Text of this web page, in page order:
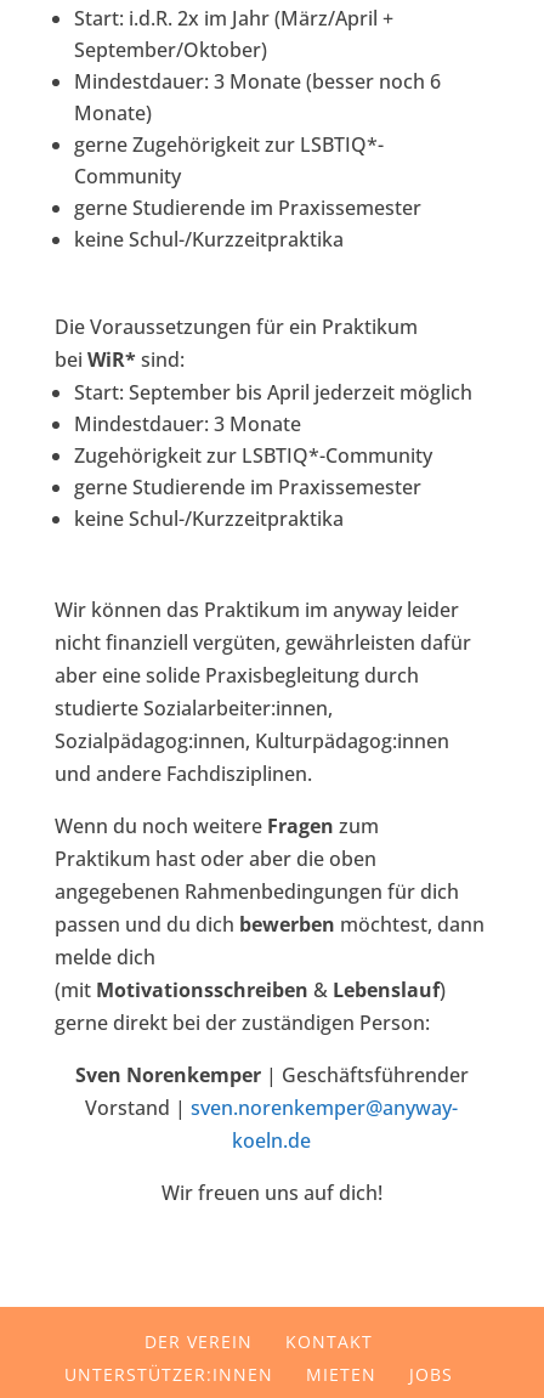
Start: i.d.R. 2x im Jahr (März/April +
September/Oktober)
Mindestdauer: 3 Monate (besser noch 6
Monate)
gerne Zugehörigkeit zur LSBTIQ*-
Community
gerne Studierende im Praxissemester
keine Schul-/Kurzzeitpraktika
Die Voraussetzungen für ein Praktikum
bei WiR*sind:
Start: September bis April jederzeit möglich
Mindestdauer: 3 Monate
Zugehörigkeit zur LSBTIQ*-Community
gerne Studierende im Praxissemester
keine Schul-/Kurzzeitpraktika
Wir können das Praktikum im anyway leider
nicht finanziell vergüten, gewährleisten dafür
aber eine solide Praxisbegleitung durch
studierte Sozialarbeiter:innen,
Sozialpädagog:innen, Kulturpädagog:innen
und andere Fachdisziplinen.
Wenn du noch weitere Fragen zum
Praktikum hast oder aber die oben
angegebenen Rahmenbedingungen für dich
passen und du dich bewerben möchtest, dann
melde dich
(mit Motivationsschreiben & Lebenslauf)
gerne direkt bei der zuständigen Person:
Sven Norenkemper| Geschäftsführender
Vorstand |sven.norenkemper@anyway-
koeln.de
Wir freuen uns auf dich!
DER VEREIN
KONTAKT
UNTERSTÜTZER:INNEN
MIETEN
JOBS